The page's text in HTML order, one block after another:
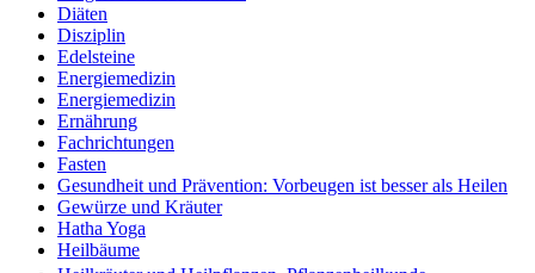
Diäten
Disziplin
Edelsteine
Energiemedizin
Energiemedizin
Ernährung
Fachrichtungen
Fasten
Gesundheit und Prävention: Vorbeugen ist besser als Heilen
Gewürze und Kräuter
Hatha Yoga
Heilbäume